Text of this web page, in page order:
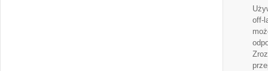
off-